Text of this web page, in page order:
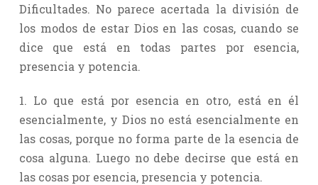
Dificultades. No parece acertada la división de
los modos de estar Dios en las cosas, cuando se
dice que está en todas partes por esencia,
presencia y potencia.
1. Lo que está por esencia en otro, está en él
esencialmente, y Dios no está esencialmente en
las cosas, porque no forma parte de la esencia de
cosa alguna. Luego no debe decirse que está en
las cosas por esencia, presencia y potencia.